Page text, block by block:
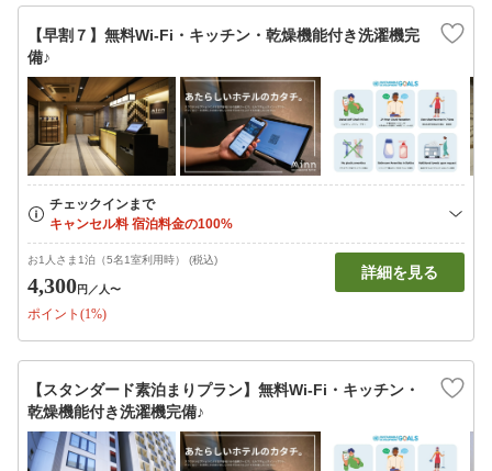
【早割７】無料Wi-Fi・キッチン・乾燥機能付き洗濯機完
備♪
お1人さま1泊（5名1室利用時） (税込)
4,300円 ／人〜
ポイント(1%)
詳細を見る
【スタンダード素泊まりプラン】無料Wi-Fi・キッチン・
乾燥機能付き洗濯機完備♪